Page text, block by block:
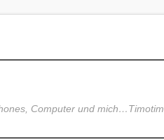
Computer und